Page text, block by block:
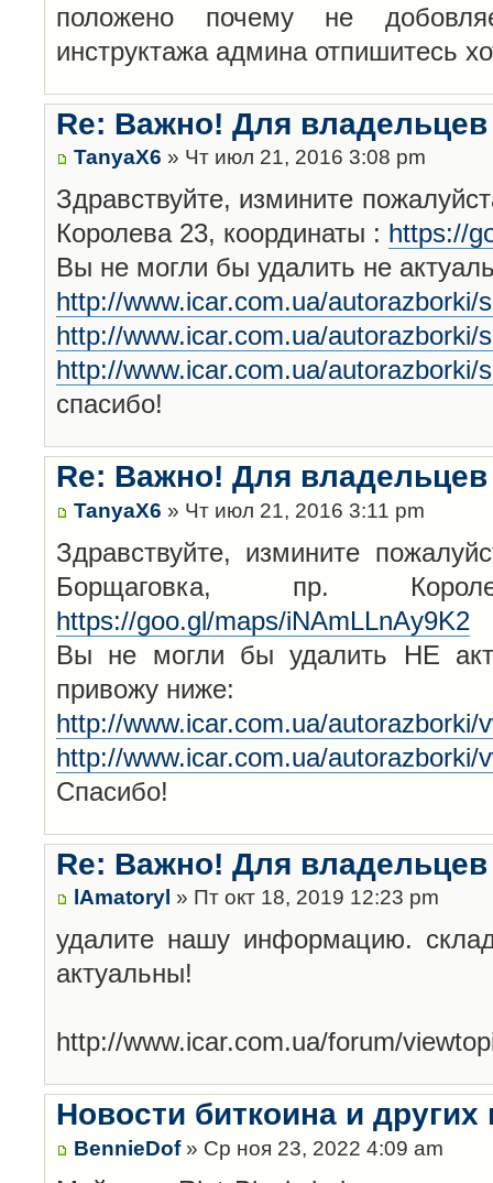
положено почему не
инструктажа админа отпишитесь
Re: Важно! Для владельцев
TanyaX6 » Чт июл 21, 2016 3:08 pm
Здравствуйте, измините
Королева 23, координаты : https://
Вы не могли бы удалить не
http://www.icar.com.ua/autorazborki/
http://www.icar.com.ua/autorazborki/
http://www.icar.com.ua/autorazborki/
спасибо!
Re: Важно! Для владельцев
TanyaX6 » Чт июл 21, 2016 3:11 pm
Здравствуйте, измините
Борщаговка, пр.
https://goo.gl/maps/iNAmLLnAy9K2
Вы не могли бы удалить НЕ
привожу ниже:
http://www.icar.com.ua/autorazborki/
http://www.icar.com.ua/autorazborki/
Спасибо!
Re: Важно! Для владельцев
lAmatoryl » Пт окт 18, 2019 12:23 pm
удалите нашу информацию.
актуальны!
http://www.icar.com.ua/forum/
Новости биткоина и других
BennieDof» Ср ноя 23, 2022 4:09 am